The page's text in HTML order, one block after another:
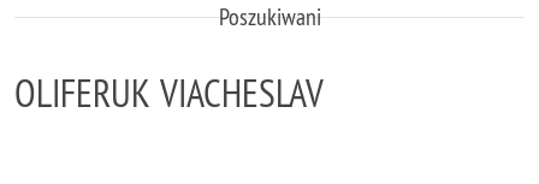
Poszukiwani
OLIFERUK VIACHESLAV